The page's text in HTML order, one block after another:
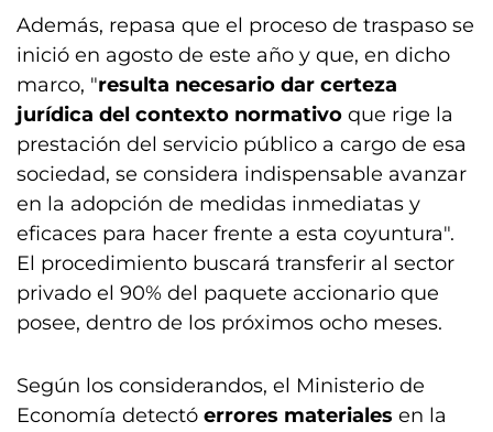
Además, repasa que el proceso de traspaso se
inició en agosto de este año y que, en dicho
marco, "resulta necesario dar certeza
jurídica del contexto normativo que rige la
prestación del servicio público a cargo de esa
sociedad, se considera indispensable avanzar
en la adopción de medidas inmediatas y
eficaces para hacer frente a esta coyuntura".
El procedimiento buscará transferir al sector
privado el 90% del paquete accionario que
posee, dentro de los próximos ocho meses.
Según los considerandos, el Ministerio de
Economía detectó errores materiales en la